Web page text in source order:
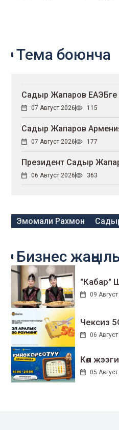
Тема боюнча
Садыр Жапаров ЕАЭБге
07 Август 2026 115
Садыр Жапаров
07 Август 2026 177
Президент Садыр
06 Август 2026 363
Эмомали Рахмон
Бизнес
"Кабар"
09
Чексиз
06
Көл
05